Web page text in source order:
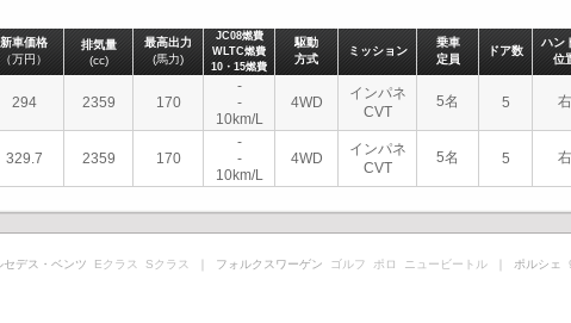
新車価格
（万円）
排気量
(cc)
最高出力
(馬力)
JC08燃費
WLTC燃費
10・15燃費
駆動
方式
ミッション
乗車
定員
ドア数
ハン
位
294 2359 170
-
-
10km/L
4WD
インパネ
CVT
5名 5 右
329.7 2359 170
-
-
10km/L
4WD
インパネ
CVT
5名 5 右
デス・ベンツ Eクラス Sクラス ｜ フォルクスワーゲン ゴルフ ポロ ニュービートル ｜ ポルシェ